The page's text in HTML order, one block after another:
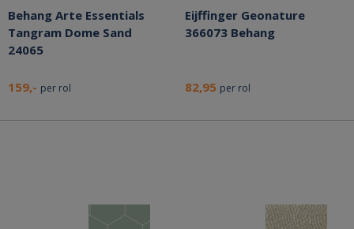
Behang Arte Essentials
Tangram Dome Sand
24065
159,- per rol
Eijffinger Geonature
366073 Behang
82,95 per rol